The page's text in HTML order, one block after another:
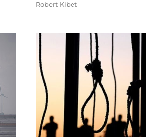
Robert Kibet